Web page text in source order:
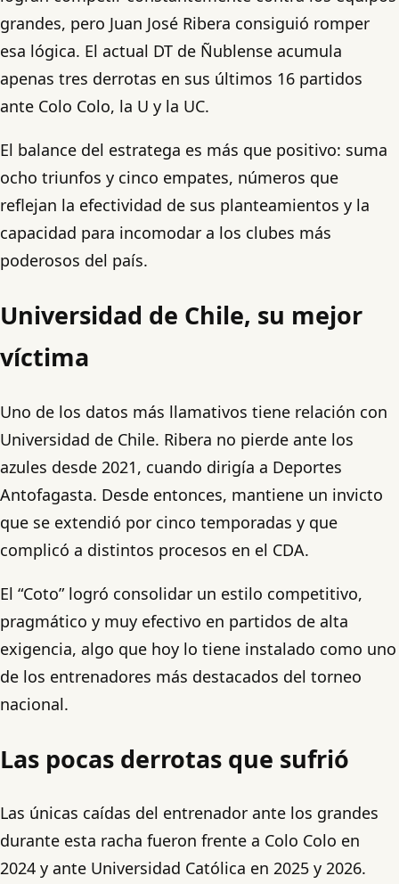
grandes, pero Juan José Ribera consiguió romper
esa lógica. El actual DT de Ñublense acumula
apenas tres derrotas en sus últimos 16 partidos
ante Colo Colo, la U y la UC.
El balance del estratega es más que positivo: suma
ocho triunfos y cinco empates, números que
reflejan la efectividad de sus planteamientos y la
capacidad para incomodar a los clubes más
poderosos del país.
Universidad de Chile, su mejor
víctima
Uno de los datos más llamativos tiene relación con
Universidad de Chile. Ribera no pierde ante los
azules desde 2021, cuando dirigía a Deportes
Antofagasta. Desde entonces, mantiene un invicto
que se extendió por cinco temporadas y que
complicó a distintos procesos en el CDA.
El “Coto” logró consolidar un estilo competitivo,
pragmático y muy efectivo en partidos de alta
exigencia, algo que hoy lo tiene instalado como uno
de los entrenadores más destacados del torneo
nacional.
Las pocas derrotas que sufrió
Las únicas caídas del entrenador ante los grandes
durante esta racha fueron frente a Colo Colo en
2024 y ante Universidad Católica en 2025 y 2026.